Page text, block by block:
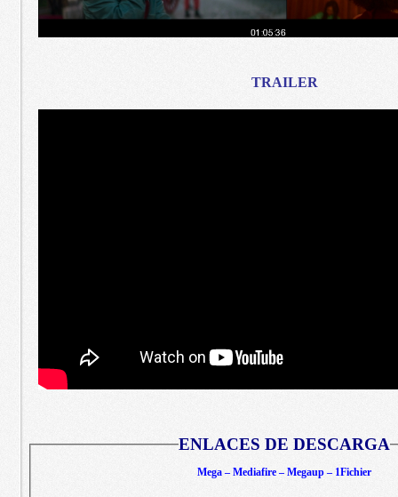
TRAILER
ENLACES DE DESCARGA
Mega – Mediafire – Megaup – 1Fichier